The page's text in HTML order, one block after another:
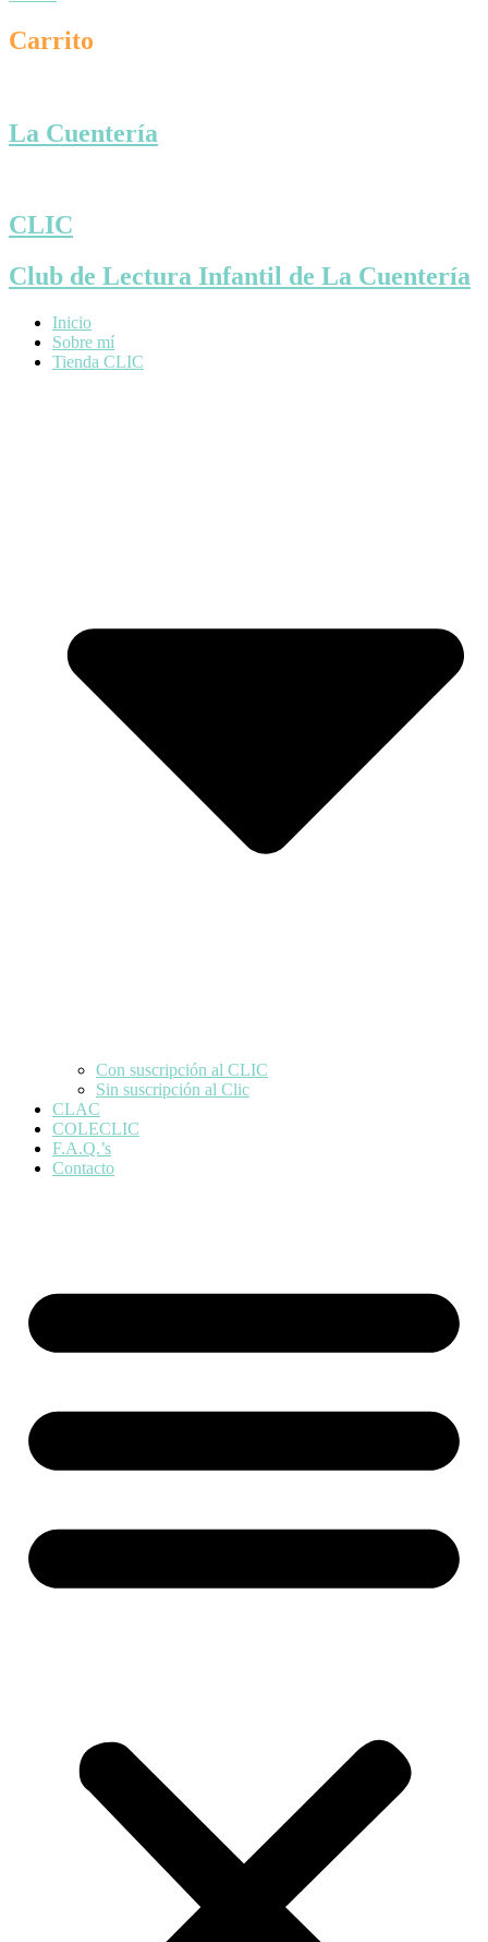
Carrito
La Cuentería
CLIC
Club de Lectura Infantil de La Cuentería
Inicio
Sobre mí
Tienda CLIC
Con suscripción al CLIC
Sin suscripción al Clic
CLAC
COLECLIC
F.A.Q.’s
Contacto